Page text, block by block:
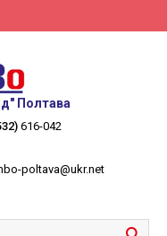
Полтава
616-042
poltava@ukr.net